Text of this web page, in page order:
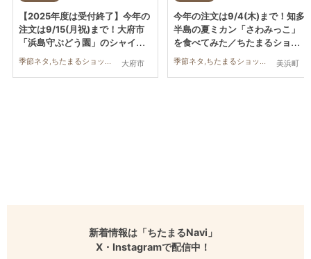
大府市
【2025年度は受付終了】今年の
注文は9/15(月祝)まで！大府市
「浜島守ぶどう園」のシャイン
マスカットを食べてみた／ちた
まるショッピング
季節ネタ,ちたまるショッピング,行ってみたレポ 美浜町
今年の注文は9/4(木)まで！知多
半島の夏ミカン「さわみっこ」
を食べてみた／ちたまるショッ
ピング
季節ネタ,ちたまるショッピング,行ってみたレポ
新着情報は「ちたまるNavi」
X・Instagramで配信中！